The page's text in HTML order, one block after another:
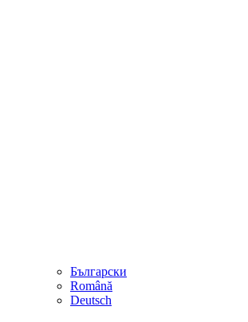
Български
Română
Deutsch